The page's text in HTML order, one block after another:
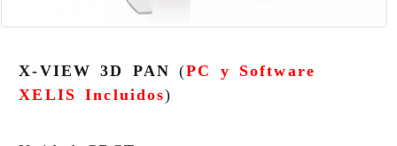
X-VIEW 3D PAN (PC y Software
XELIS Incluidos)